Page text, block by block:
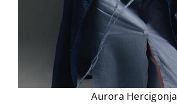
Aurora Hercigonja